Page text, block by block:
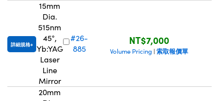
詳細規格
15mm
Dia.
515nm
45°,
Yb:YAG
Laser
Line
Mirror
#26-
885
NT$7,000
Volume Pricing | 索取報價單
20mm